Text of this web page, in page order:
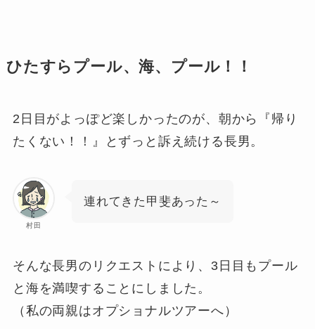
ひたすらプール、海、プール！！
2日目がよっぽど楽しかったのが、朝から『帰り
たくない！！』とずっと訴え続ける長男。
村田
連れてきた甲斐あった～
そんな長男のリクエストにより、3日目もプール
と海を満喫することにしました。
（私の両親はオプショナルツアーへ）